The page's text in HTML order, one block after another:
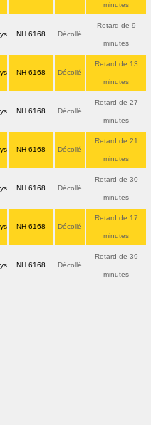
minutes
NH 6168 Décollé
Retard de 9
minutes
NH 6168 Décollé
Retard de 13
minutes
NH 6168 Décollé
Retard de 27
minutes
NH 6168 Décollé
Retard de 21
minutes
NH 6168 Décollé
Retard de 30
minutes
NH 6168 Décollé
Retard de 17
minutes
NH 6168 Décollé
Retard de 39
minutes